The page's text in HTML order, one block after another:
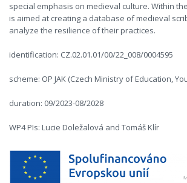
special emphasis on medieval culture. Within
is aimed at creating a database of medieval
analyze the resilience of their practices.
identification: CZ.02.01.01/00/22_008/0004595
scheme: OP JAK (Czech Ministry of Education,
duration: 09/2023-08/2028
WP4 PIs: Lucie Doležalová and Tomáš Klír